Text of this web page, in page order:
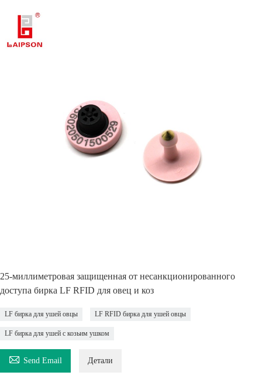
25-миллиметровая защищенная от несанкционированного
доступа бирка LF RFID для овец и коз
LF бирка для ушей овцы LF RFID бирка для ушей овцы
LF бирка для ушей с козьим ушком
 Send Email Детали